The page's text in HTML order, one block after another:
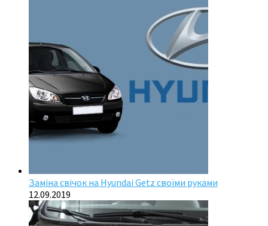
Заміна свічок на Hyundai Getz своїми руками
12.09.2019